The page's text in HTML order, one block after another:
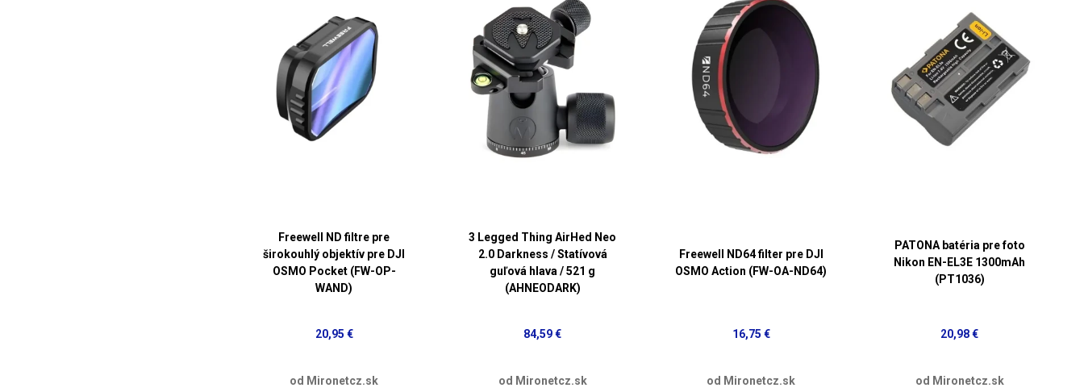
Freewell ND filtre pre
širokouhlý objektív pre DJI
OSMO Pocket (FW-OP-
WAND)
20,95 €
od Mironetcz.sk
3 Legged Thing AirHed Neo
2.0 Darkness / Statívová
guľová hlava / 521 g
(AHNEODARK)
84,59 €
od Mironetcz.sk
Freewell ND64 filter pre DJI
OSMO Action (FW-OA-ND64)
16,75 €
od Mironetcz.sk
PATONA batéria pre foto
Nikon EN-EL3E 1300mAh
(PT1036)
20,98 €
od Mironetcz.sk